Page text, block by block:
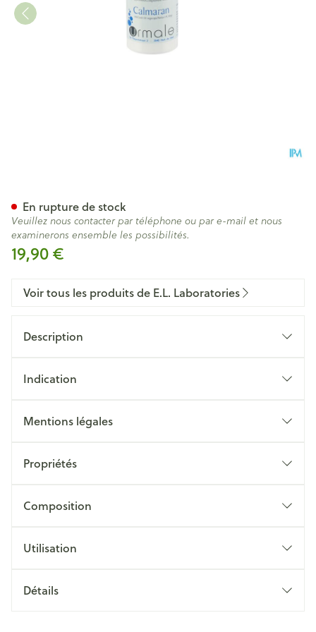
19,90 €
En rupture de stock
Veuillez nous contacter par téléphone ou par e-mail et nous
examinerons ensemble les possibilités.
Voir tous les produits de E.L. Laboratories
Description
Indication
Mentions légales
Propriétés
Composition
Utilisation
Détails